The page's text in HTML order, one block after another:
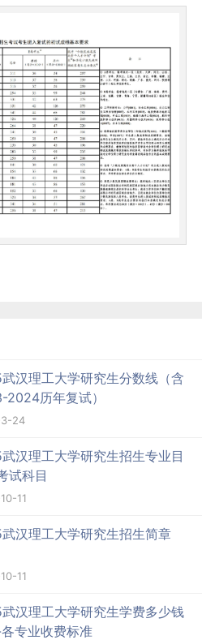
汉理工大学研究生分数线（含
2024历年复试）
24
汉理工大学研究生招生专业目
试科目
11
汉理工大学研究生招生简章
11
汉理工大学研究生学费多少钱
专业收费标准